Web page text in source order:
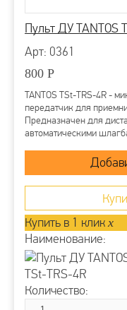
Пульт ДУ TANTOS
Арт: 0361
800 Р
TANTOS TSt-TRS-4R -
передатчик для
Предназначен для
автоматическими
Купить в 1 клик x
Наименование:
TSt-TRS-4R
Количество: